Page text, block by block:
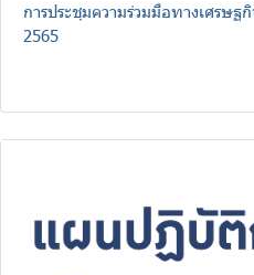
การประชุมความร่วมมือทางเศรษ
2565